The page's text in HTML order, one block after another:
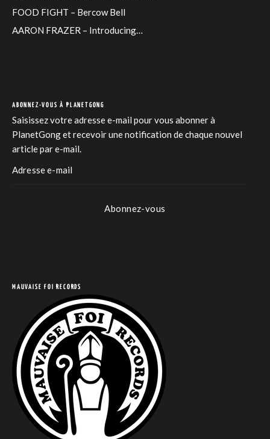
FOOD FIGHT – Bercow Bell
AARON FRAZER – Introducing…
ABONNEZ-VOUS À PLANETGONG
Saisissez votre adresse e-mail pour vous abonner à
PlanetGong et recevoir une notification de chaque nouvel
article par e-mail.
Abonnez-vous
MAUVAISE FOI RECORDS